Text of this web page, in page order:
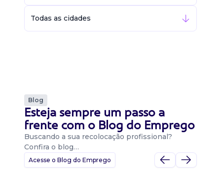
Todas as cidades
Blog
Esteja sempre um passo a
frente com o Blog do Emprego
Buscando a sua recolocação profissional?
Confira o blog…
Acesse o Blog do Emprego